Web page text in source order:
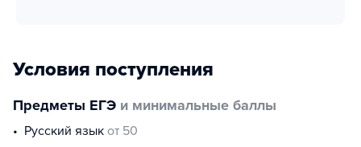
Условия поступления
Предметы ЕГЭ и минимальные баллы
русский язык от 50